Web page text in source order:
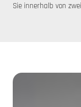
Sie innerhalb von